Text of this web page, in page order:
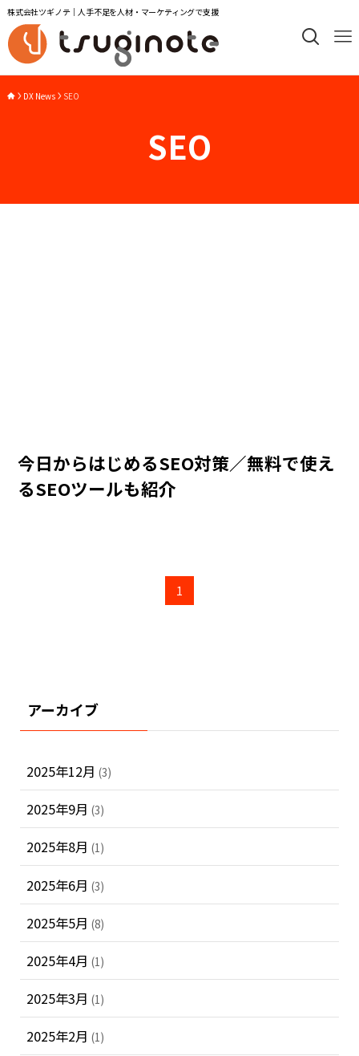
株式会社ツギノテ｜人手不足を人材・マーケティングで支援
DX News SEO
SEO
今日からはじめるSEO対策／無料で使え
るSEOツールも紹介
1
アーカイブ
2025年12月 (3)
2025年9月 (3)
2025年8月 (1)
2025年6月 (3)
2025年5月 (8)
2025年4月 (1)
2025年3月 (1)
2025年2月 (1)